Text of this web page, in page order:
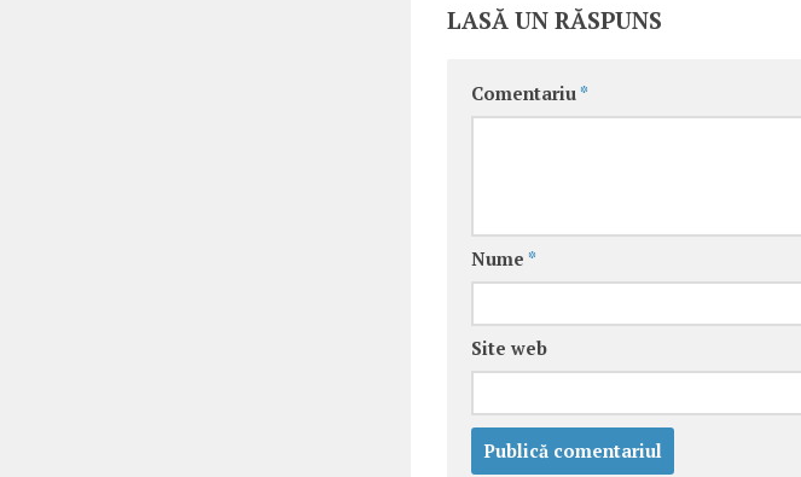
LASĂ UN RĂSPUNS
Comentariu *
Nume *
Site web